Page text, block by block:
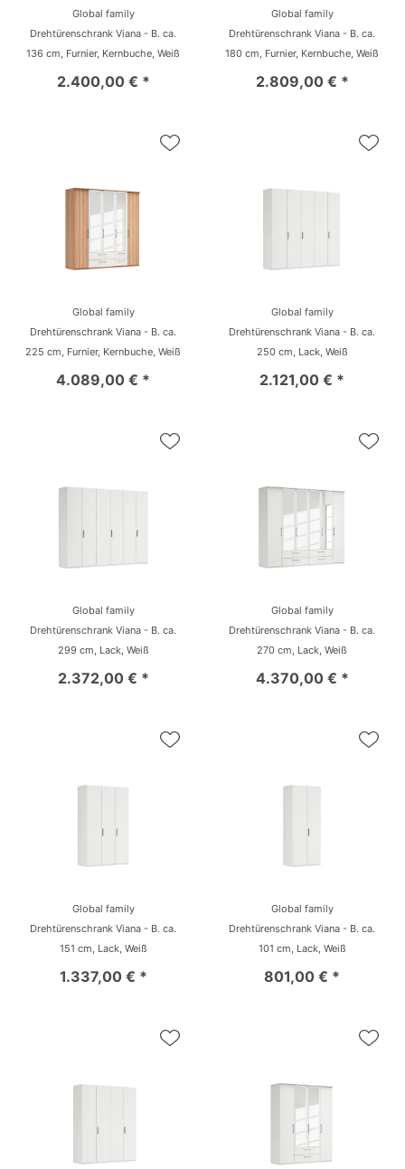
Global family
Drehtürenschrank Viana - B. ca.
136 cm, Furnier, Kernbuche, Weiß
2.400,00 € *
Global family
Drehtürenschrank Viana - B. ca.
180 cm, Furnier, Kernbuche, Weiß
2.809,00 € *
Global family
Drehtürenschrank Viana - B. ca.
225 cm, Furnier, Kernbuche, Weiß
4.089,00 € *
Global family
Drehtürenschrank Viana - B. ca.
250 cm, Lack, Weiß
2.121,00 € *
Global family
Drehtürenschrank Viana - B. ca.
299 cm, Lack, Weiß
2.372,00 € *
Global family
Drehtürenschrank Viana - B. ca.
270 cm, Lack, Weiß
4.370,00 € *
Global family
Drehtürenschrank Viana - B. ca.
151 cm, Lack, Weiß
1.337,00 € *
Global family
Drehtürenschrank Viana - B. ca.
101 cm, Lack, Weiß
801,00 € *